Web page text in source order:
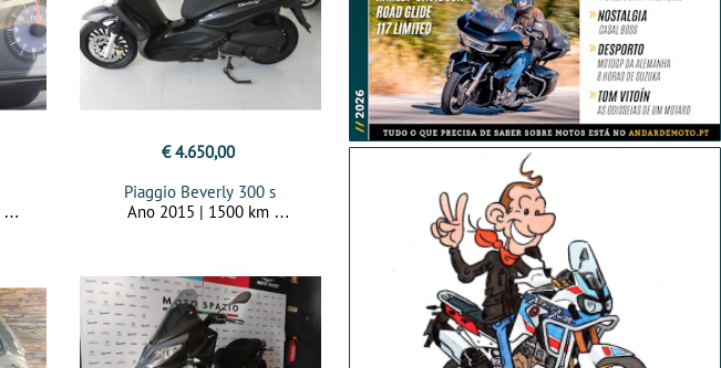
€ 4.650,00
Piaggio Beverly 300 s
Ano 2015 | 1500 km